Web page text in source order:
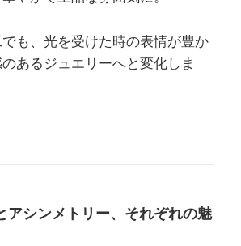
も、光を受けた時の表情が豊か
あるジュエリーへと変化しま
アシンメトリー、それぞれの魅